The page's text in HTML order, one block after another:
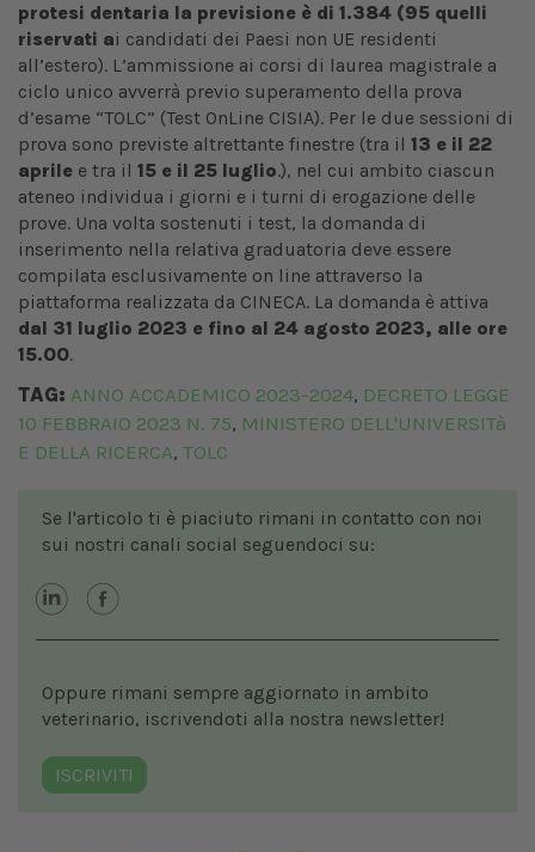
protesi dentaria la previsione è di 1.384 (95 quelli
riservati ai candidati dei Paesi non UE residenti
all’estero). L’ammissione ai corsi di laurea magistrale a
ciclo unico avverrà previo superamento della prova
d’esame “TOLC” (Test OnLine CISIA). Per le due sessioni di
prova sono previste altrettante finestre (tra il 13 e il 22
aprile e tra il 15 e il 25 luglio.), nel cui ambito ciascun
ateneo individua i giorni e i turni di erogazione delle
prove. Una volta sostenuti i test, la domanda di
inserimento nella relativa graduatoria deve essere
compilata esclusivamente on line attraverso la
piattaforma realizzata da CINECA. La domanda è attiva
dal 31 luglio 2023 e fino al 24 agosto 2023, alle ore
15.00.
TAG: ANNO ACCADEMICO 2023-2024, DECRETO LEGGE
10 FEBBRAIO 2023 N. 75, MINISTERO DELL'UNIVERSITà
E DELLA RICERCA, TOLC
Se l'articolo ti è piaciuto rimani in contatto con noi
sui nostri canali social seguendoci su:
Oppure rimani sempre aggiornato in ambito
veterinario, iscrivendoti alla nostra newsletter!
ISCRIVITI